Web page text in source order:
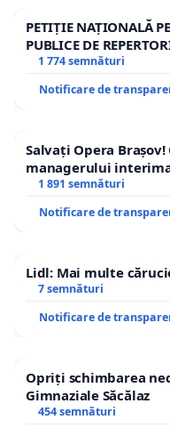
PETIȚIE NAȚIONALĂ
PUBLICE DE
1 774 semnături
Notificare de
Salvați Opera
managerului
1 891 semnături
Notificare de
Lidl: Mai multe
7 semnături
Notificare de
Opriți schimbarea
Gimnaziale Săcălaz
454 semnături